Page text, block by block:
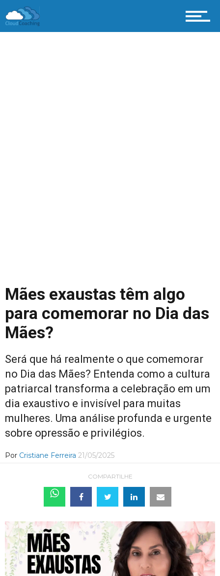
Mães exaustas têm algo
para comemorar no Dia das
Mães?
Será que há realmente o que comemorar
no Dia das Mães? Entenda como a cultura
patriarcal transforma a celebração em um
dia exaustivo e invisível para muitas
mulheres. Uma análise profunda e urgente
sobre opressão e privilégios.
Por Cristiane Ferreira 21/05/2025
COMPARTILHE